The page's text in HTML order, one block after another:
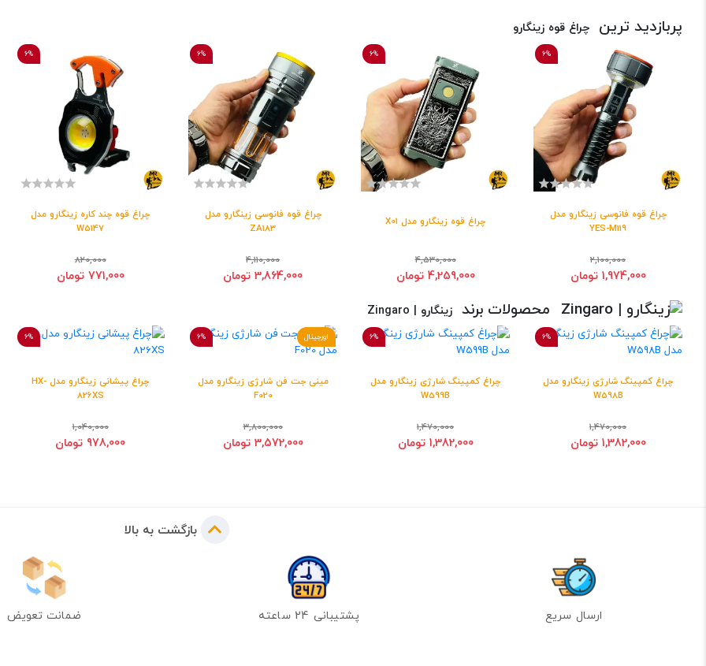
پربازدید ترین چراغ قوه زینگارو
6%
چراغ قوه فانوسی زینگارو مدل
YES-M119
2,100,000
1,974,000 تومان
6%
چراغ قوه زینگارو مدل X01
4,530,000
4,259,000 تومان
6%
چراغ قوه فانوسی زینگارو مدل
ZA183
4,110,000
3,864,000 تومان
6%
چراغ قوه چند کاره زینگارو مدل
W5147
820,000
771,000 تومان
محصولات برند زینگارو | Zingaro
6%
چراغ کمپینگ شارژی زینگارو مدل
W598B
1,470,000
1,382,000 تومان
6%
چراغ کمپینگ شارژی زینگارو مدل
W599B
1,470,000
1,382,000 تومان
6% اورجینال
مینی جت فن شارژی زینگارو مدل
F020
3,800,000
3,572,000 تومان
6%
چراغ پیشانی زینگارو مدل HX-
826XS
1,040,000
978,000 تومان
بازگشت به بالا
ارسال سریع پشتیبانی 24 ساعته ضمانت تعویض